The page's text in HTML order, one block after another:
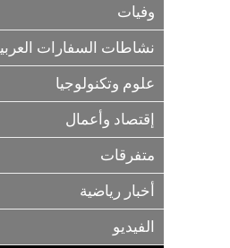
وفيات
نشاطات السفارات
علوم وتكنولوجيا
إقتصاد وأعمال
متفرقات
أخبار رياضية
الفيديو